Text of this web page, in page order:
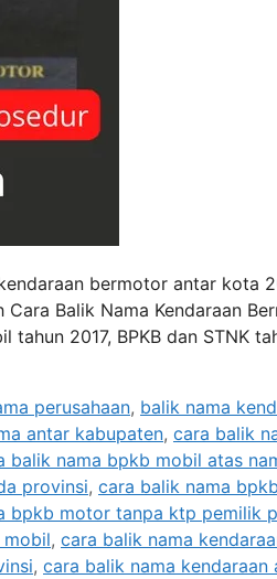
bermotor antar kota
Balik Nama Kendaraan
2017, BPKB dan STNK
perusahaan, balik nama
antar kabupaten, cara balik
balik nama bpkb mobil atas
provinsi, cara balik nama
bpkb motor tanpa ktp pemilik
mobil, cara balik nama
, cara balik nama kendaraan